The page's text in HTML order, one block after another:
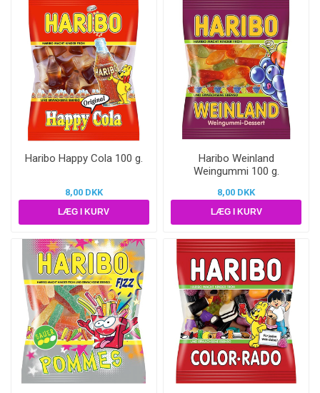
Haribo Happy Cola 100 g.
8,00 DKK
Haribo Weinland
Weingummi 100 g.
8,00 DKK